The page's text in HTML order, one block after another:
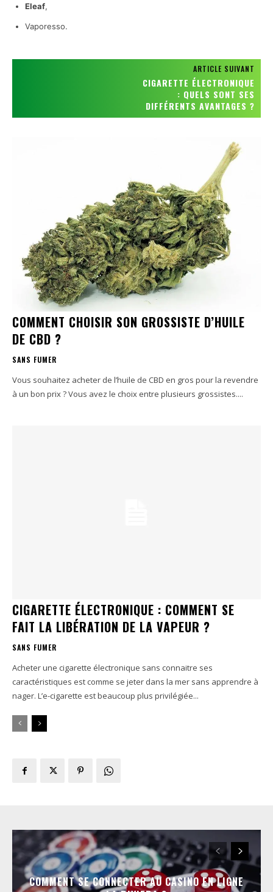
Eleaf,
Vaporesso.
ARTICLE SUIVANT
CIGARETTE ÉLECTRONIQUE
: QUELS SONT SES
DIFFÉRENTS AVANTAGES ?
COMMENT CHOISIR SON GROSSISTE D’HUILE
DE CBD ?
SANS FUMER
Vous souhaitez acheter de l’huile de CBD en gros pour la revendre
à un bon prix ? Vous avez le choix entre plusieurs grossistes....
CIGARETTE ÉLECTRONIQUE : COMMENT SE
FAIT LA LIBÉRATION DE LA VAPEUR ?
SANS FUMER
Acheter une cigarette électronique sans connaitre ses
caractéristiques est comme se jeter dans la mer sans apprendre à
nager. L’e-cigarette est beaucoup plus privilégiée...
COMMENT SE CONNECTER AU CASINO EN LIGNE